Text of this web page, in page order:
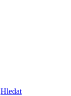
Hledat